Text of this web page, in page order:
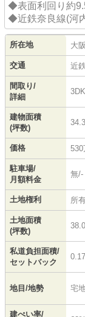
◆表面利回り約
◆近鉄奈良線(河
所在地 大
交通 近
間取り/
詳細
建物面積
(坪数)
価格 530
駐車場/
月額料金
無/-
土地権利 所
土地面積
(坪数)
私道負担面積/
セットバック
地目/地勢 宅
建ぺい率/